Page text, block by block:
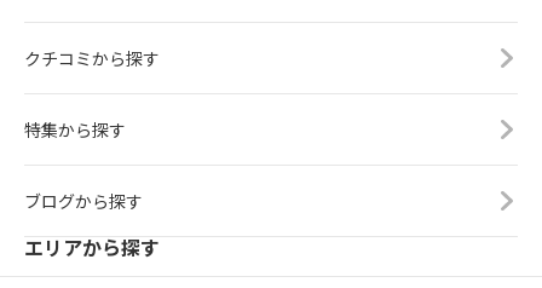
クチコミから探す
特集から探す
ブログから探す
エリアから探す